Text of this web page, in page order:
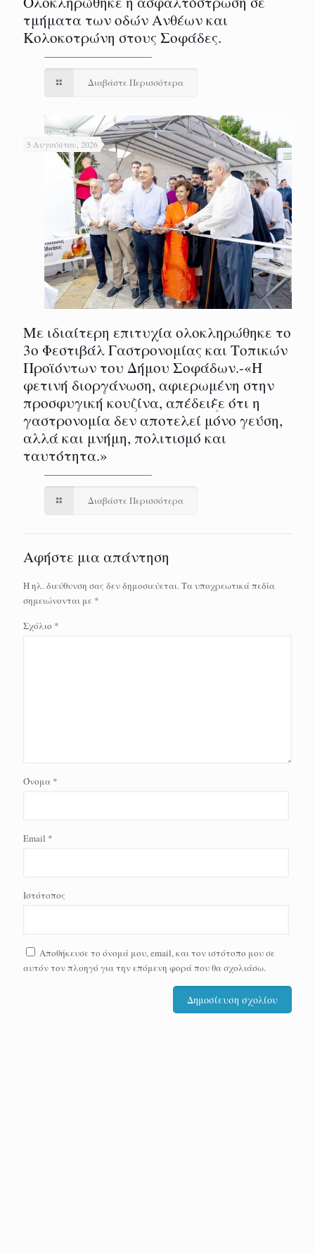
τμήματα των οδών Ανθέων και
Κολοκοτρώνη στους Σοφάδες.
Διαβάστε Περισσότερα
5 Αυγούστου, 2026
Με ιδιαίτερη επιτυχία ολοκληρώθηκε το
3ο Φεστιβάλ Γαστρονομίας και Τοπικών
Προϊόντων του Δήμου Σοφάδων.-«Η
φετινή διοργάνωση, αφιερωμένη στην
προσφυγική κουζίνα, απέδειξε ότι η
γαστρονομία δεν αποτελεί μόνο γεύση,
αλλά και μνήμη, πολιτισμό και
ταυτότητα.»
Διαβάστε Περισσότερα
Αφήστε μια απάντηση
Η ηλ. διεύθυνση σας δεν δημοσιεύεται.Τα υποχρεωτικά πεδία
σημειώνονται με *
Σχόλιο *
Όνομα *
Email *
Ιστότοπος
Αποθήκευσε το όνομά μου, email, και τον ιστότοπο μου σε
αυτόν τον πλοηγό για την επόμενη φορά που θα σχολιάσω.